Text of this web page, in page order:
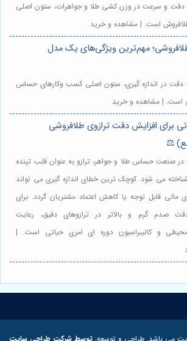
- دقت و سرعت در وزن کشی طلا و جواهرات، ستون اصلی
است. | مشاهده و خرید
مهم‌ترین ویژگی‌های یک مدل
- دقت در اندازه گیری، ستون اصلی کسب وکارهای حساس
است. | مشاهده و خرید
حیاتی برای افزایش دقت ترازوی طلافروشی
⚖️
- در صنعت حساس طلا و جواهر، ترازو به عنوان قلب تپنده
می شود. کوچک ترین خطای اندازه گیری می تواند
مالی قابل توجه یا کاهش اعتماد مشتریان گردد. برای
صدم گرم و بالاتر در ترازوهای دقیق، رعایت
محیطی و کالیبراسیون دوره ای امری حیاتی است. |